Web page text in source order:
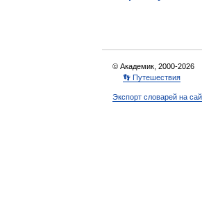
© Академик, 2000-2026
👣 Путешествия
Экспорт словарей на